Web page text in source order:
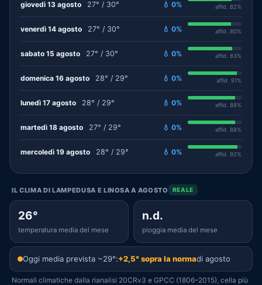
giovedì 13 agosto 27° / 30° 💧 0% affid. 82%
venerdì 14 agosto 27° / 30° 💧 0% affid. 80%
sabato 15 agosto 27° / 30° 💧 0% affid. 83%
domenica 16 agosto 28° / 29° 💧 0% affid. 91%
lunedì 17 agosto 28° / 29° 💧 0% affid. 88%
martedì 18 agosto 27° / 29° 💧 0% affid. 88%
mercoledì 19 agosto 28° / 29° 💧 0% affid. 92%
IL CLIMA DI LAMPEDUSA E LINOSA A AGOSTO REALE
26°
temperatura media del mese
n.d.
pioggia media del mese
Oggi media prevista ~29°:+2,5° sopra la normadi agosto
Normali climatiche dalla rianalisi 20CRv3 e GPCC (1806–2015), cella più